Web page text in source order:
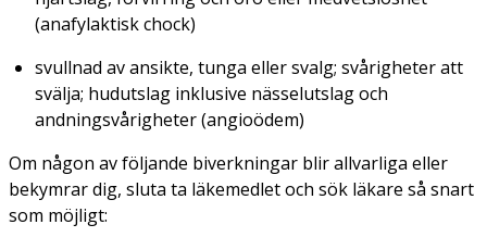
(anafylaktisk chock)
svullnad av ansikte, tunga eller svalg; svårigheter att
svälja; hudutslag inklusive nässelutslag och
andningsvårigheter (angioödem)
Om någon av följande biverkningar blir allvarliga eller
bekymrar dig, sluta ta läkemedlet och sök läkare så snart
som möjligt: